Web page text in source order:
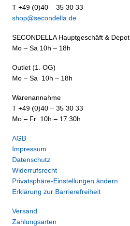
T +49 (0)40 – 35 30 33
shop@secondella.de
SECONDELLA Hauptgeschäft & Depot
Mo – Sa 10h – 18h
Outlet (1. OG)
Mo – Sa 10h – 18h
Warenannahme
T +49 (0)40 – 35 30 33
Mo – Fr 10h – 17:30h
AGB
Impressum
Datenschutz
Widerrufsrecht
Privatsphäre-Einstellungen ändern
Erklärung zur Barrierefreiheit
Versand
Zahlungsarten